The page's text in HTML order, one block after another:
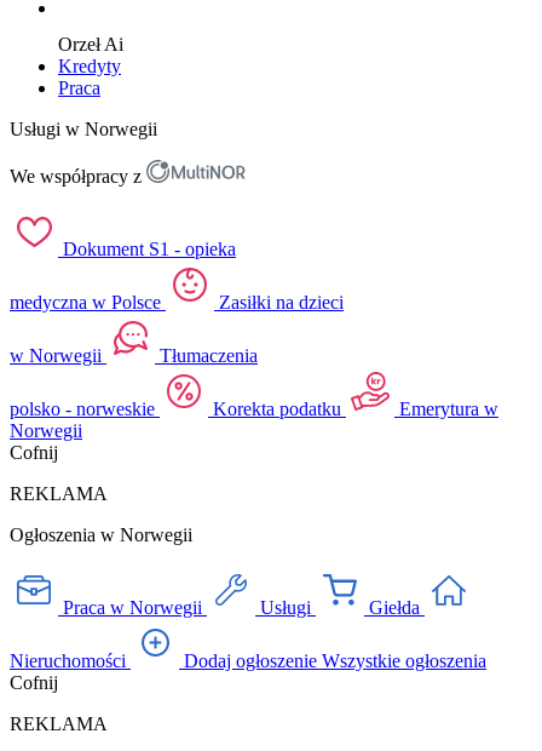
OrzełAi
Kredyty
Praca
Usługi w Norwegii
We współpracy z
Dokument S1 - opieka
medyczna w Polsce Zasiłki na dzieci
w Norwegii Tłumaczenia
polsko - norweskie Korekta podatku
Emerytura w
Norwegii
Cofnij
REKLAMA
Ogłoszenia w Norwegii
Praca w Norwegii Usługi Giełda
Nieruchomości Dodaj ogłoszenie Wszystkie ogłoszenia
Cofnij
REKLAMA